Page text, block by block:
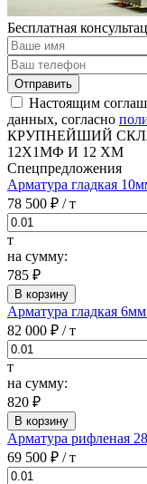
Бесплатная
Отправить
Настоящим
данных, согласно
КРУПНЕЙШИЙ
12Х1МФ И 12 ХМ
Спецпредложения
Арматура гладкая
78 500 ₽ / т
т
на сумму:
785 ₽
В корзину
Арматура гладкая
82 000 ₽ / т
т
на сумму:
820 ₽
В корзину
Арматура рифленая
69 500 ₽ / т